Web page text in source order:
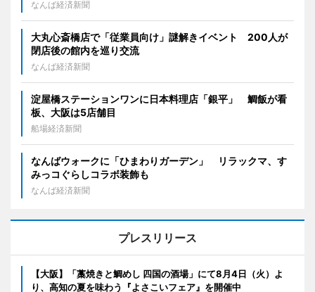
なんば経済新聞
大丸心斎橋店で「従業員向け」謎解きイベント 200人が
閉店後の館内を巡り交流
なんば経済新聞
淀屋橋ステーションワンに日本料理店「銀平」 鯛飯が看
板、大阪は5店舗目
船場経済新聞
なんばウォークに「ひまわりガーデン」 リラックマ、す
みっコぐらしコラボ装飾も
なんば経済新聞
プレスリリース
【大阪】「藁焼きと鯛めし 四国の酒場」にて8月4日（火）よ
り、高知の夏を味わう『よさこいフェア』を開催中